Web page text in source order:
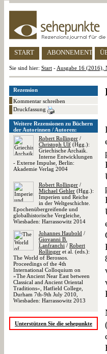
START ABONNEMENT
Sie sind hier: Start - Ausgabe 16 (2016),
Rezension
Kommentar schreiben
Druckfassung
Weitere Rezensionen zu Büchern
der Autorinnen / Autoren:
Robert Rollinger /
Christoph Ulf (Hgg.):
Griechische Archaik.
Interne Entwicklungen
- Externe Impulse, Berlin:
Akademie Verlag 2004
Robert Rollinger /
Michael Gehler (Hgg.):
Imperien und Reiche
in der Weltgeschichte.
Epochenübergreifende und
globalhistorische Vergleiche,
Wiesbaden: Harrassowitz 2014
Johannes Haubold /
Giovanni B.
Lanfranchi / Robert
Rollinger et al. (eds.):
The World of Berossos.
Proceedings of the 4th
International Colloquium on
»The Ancient Near East between
Classical and Ancient Oriental
Traditions«, Hatfield College,
Durham 7th-9th July 2010,
Wiesbaden: Harrassowitz 2013
Unterstützen Sie die sehepunkte